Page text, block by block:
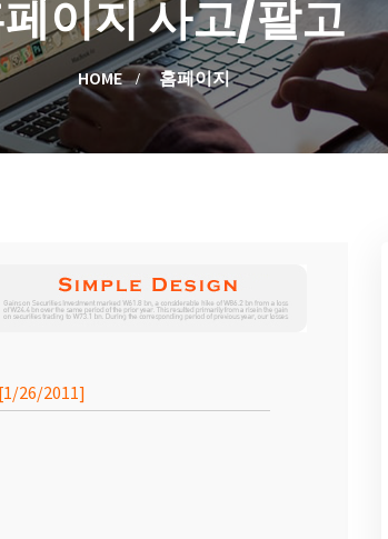
프린트
광고
동영상
Korea
China
Other
이지 사고/팔고
HOME 홈페이지
[1/26/2011]